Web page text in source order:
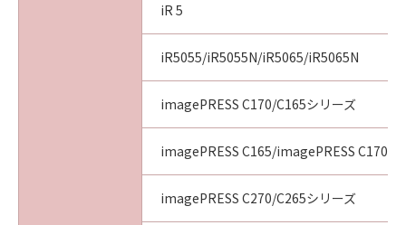
iR 5
iR5055/iR5055N/iR5065/iR5065N
imagePRESS C170/C165シリーズ
imagePRESS C165/imagePRESS C170
imagePRESS C270/C265シリーズ